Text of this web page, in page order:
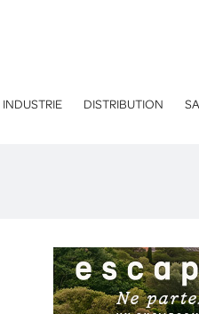
INDUSTRIE DISTRIBUTION